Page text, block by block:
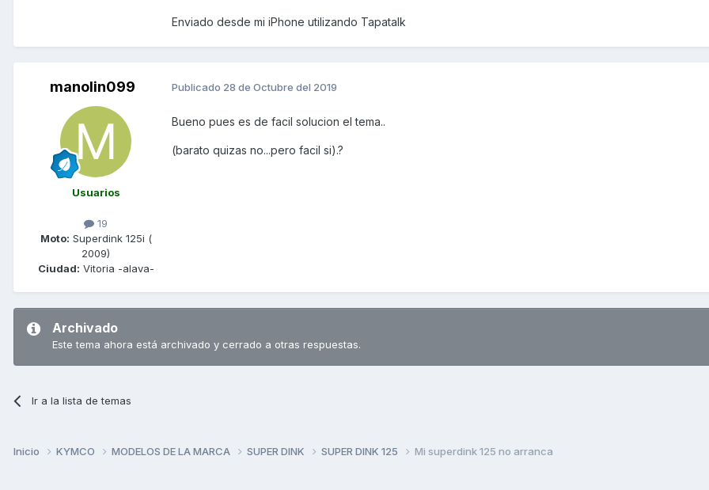
Enviado desde mi iPhone utilizando Tapatalk
manolin099
Usuarios
19
Moto: Superdink 125i (
2009)
Ciudad: Vitoria -alava-
Publicado 28 de Octubre del 2019
Bueno pues es de facil solucion el tema..
(barato quizas no...pero facil si).?
Archivado
Este tema ahora está archivado y cerrado a otras respuestas.
Ir a la lista de temas
Inicio KYMCO MODELOS DE LA MARCA SUPER DINK SUPER DINK 125 Mi superdink 125 no arranca